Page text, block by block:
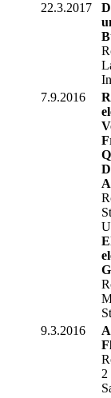
22.3.2017
7.9.2016
9.3.2016
2